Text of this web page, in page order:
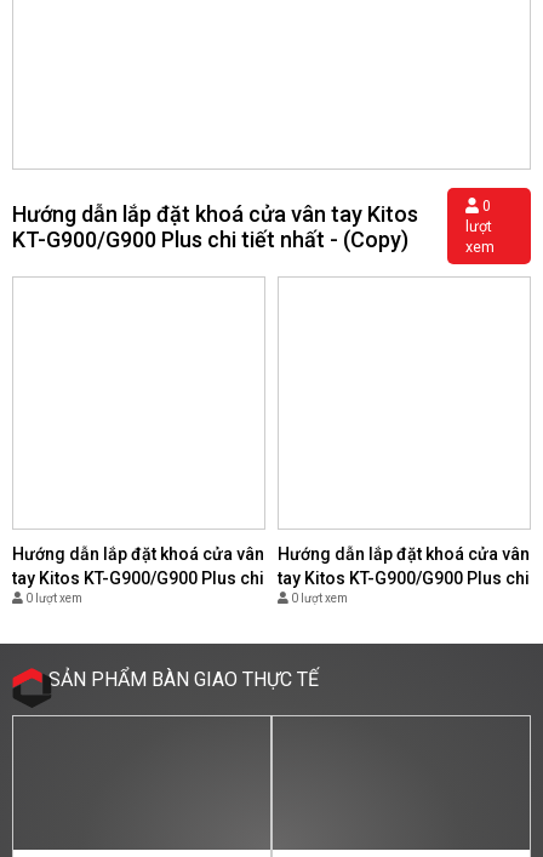
Hướng dẫn lắp đặt khoá cửa vân tay Kitos
KT-G900/G900 Plus chi tiết nhất - (Copy)
0
lượt
xem
Hướng dẫn lắp đặt khoá cửa vân
tay Kitos KT-G900/G900 Plus chi
tiết nhất - (Copy)
0 lượt xem
Hướng dẫn lắp đặt khoá cửa vân
tay Kitos KT-G900/G900 Plus chi
tiết nhất - (Copy)
0 lượt xem
SẢN PHẨM BÀN GIAO THỰC TẾ